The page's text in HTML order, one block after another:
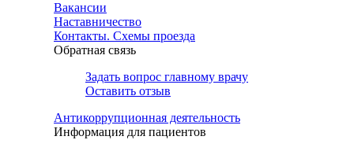
Вакансии
Наставничество
Контакты. Схемы проезда
Обратная связь
Задать вопрос главному врачу
Оставить отзыв
Антикоррупционная деятельность
Информация для пациентов